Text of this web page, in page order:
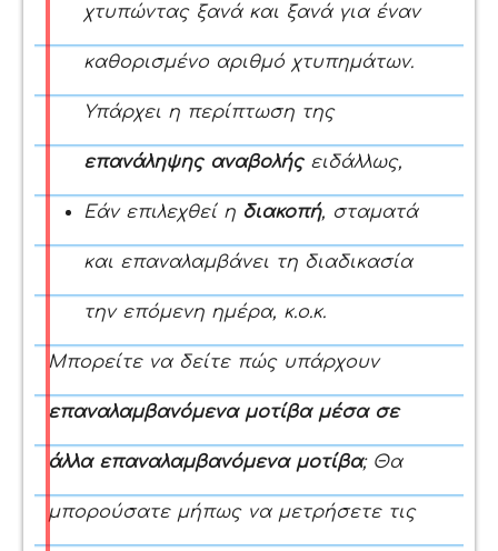
χτυπώντας ξανά και ξανά για έναν
καθορισμένο αριθμό χτυπημάτων.
Υπάρχει η περίπτωση της
επανάληψης αναβολήςειδάλλως,
Εάν επιλεχθεί η διακοπή, σταματά
και επαναλαμβάνει τη διαδικασία
την επόμενη ημέρα, κ.ο.κ.
Μπορείτε να δείτε πώς υπάρχουν
επαναλαμβανόμενα μοτίβα μέσα σε
άλλα επαναλαμβανόμενα μοτίβα; Θα
μπορούσατε μήπως να μετρήσετε τις